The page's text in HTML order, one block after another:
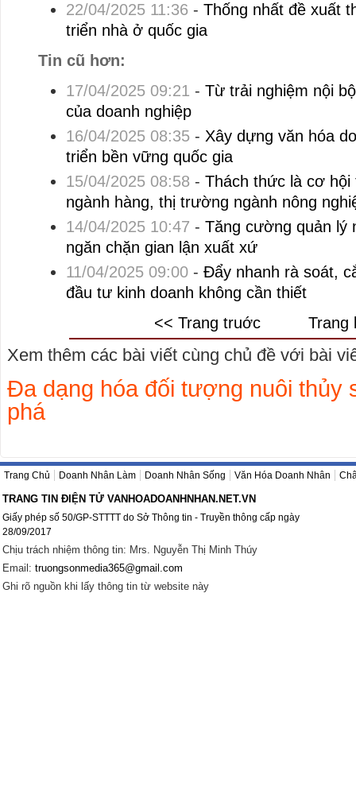
22/04/2025 11:36 - Thống nhất đề xuất
triển nhà ở quốc gia
Tin cũ hơn:
17/04/2025 09:21 - Từ trải nghiệm nội
của doanh nghiệp
16/04/2025 08:35- Xây dựng văn hóa
triển bền vững quốc gia
15/04/2025 08:58 - Thách thức là cơ
ngành hàng, thị trường ngành nông
14/04/2025 10:47 - Tăng cường quản lý
ngăn chặn gian lận xuất xứ
11/04/2025 09:00- Đẩy nhanh rà soát,
đầu tư kinh doanh không cần thiết
<< Trang truớc
Trang
Xem thêm các bài viết cùng chủ đề với bài
Đa dạng hóa đối tượng nuôi thủy
phá
Trang Chủ Doanh Nhân Làm Doanh Nhân Sống Văn Hóa Doanh Nhân
TRANG TIN ĐIỆN TỬ VANHOADOANHNHAN.NET.VN
Giấy phép số 50/GP-STTTT do Sở Thông tin - Truyền thông cấp ngày
28/09/2017
Chịu trách nhiệm thông tin: Mrs. Nguyễn Thị Minh Thúy
Email: truongsonmedia365@gmail.com
Ghi rõ nguồn khi lấy thông tin từ website này